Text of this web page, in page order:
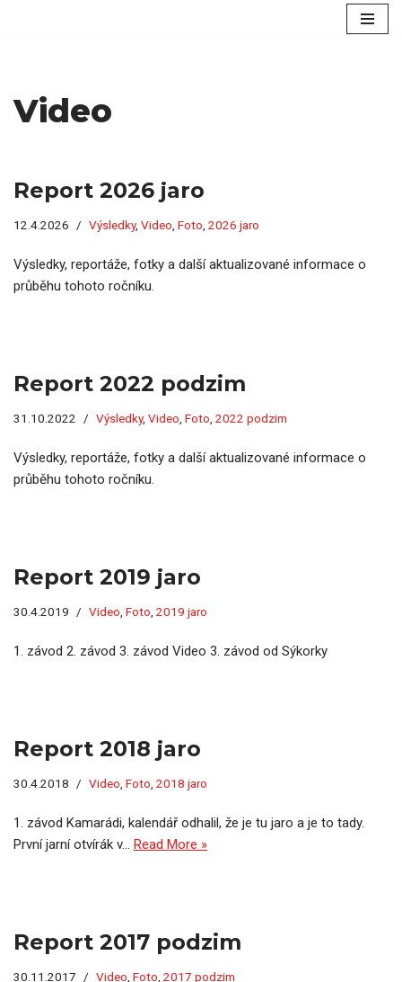
Video
Report 2026 jaro
12.4.2026 Výsledky, Video Foto 2026 jaro
Výsledky, reportáže, fotky a další aktualizované informace o
průběhu tohoto ročníku.
Report 2022 podzim
31.10.2022 Výsledky, Video Foto 2022 podzim
Výsledky, reportáže, fotky a další aktualizované informace o
průběhu tohoto ročníku.
Report 2019 jaro
30.4.2019 Video Foto 2019 jaro
1. závod 2. závod 3. závod Video 3. závod od Sýkorky
Report 2018 jaro
30.4.2018 Video Foto 2018 jaro
1. závod Kamarádi, kalendář odhalil, že je tu jaro a je to tady.
První jarní otvírák v… Read More »
Report 2017 podzim
30.11.2017 Video Foto 2017 podzim